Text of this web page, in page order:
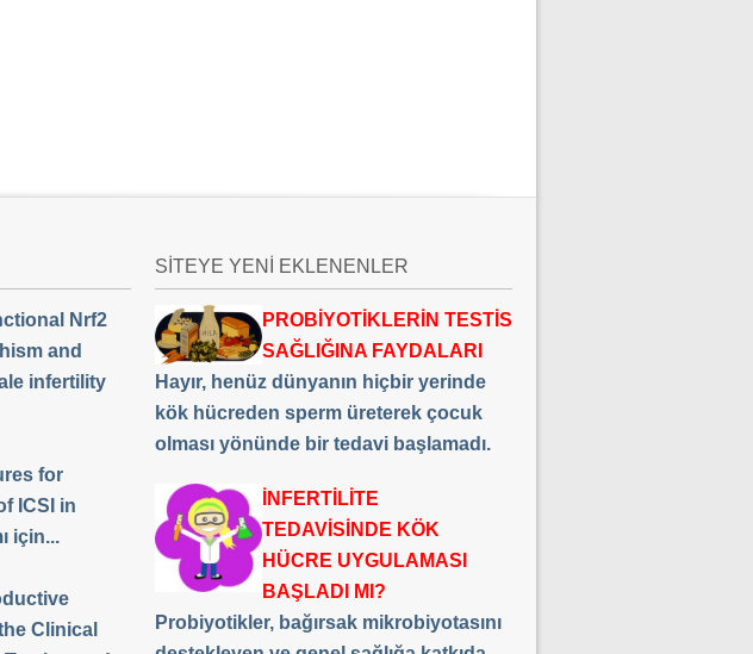
Nrf2
and
infertility
for
ICSI in
için...
Clinical
SİTEYE YENİ EKLENENLER
PROBİYOTİKLERİN TESTİS
SAĞLIĞINA FAYDALARI
Hayır, henüz dünyanın hiçbir yerinde
kök hücreden sperm üreterek çocuk
olması yönünde bir tedavi başlamadı.
İNFERTİLİTE
TEDAVİSİNDE KÖK
HÜCRE UYGULAMASI
BAŞLADI MI?
Probiyotikler, bağırsak mikrobiyotasını